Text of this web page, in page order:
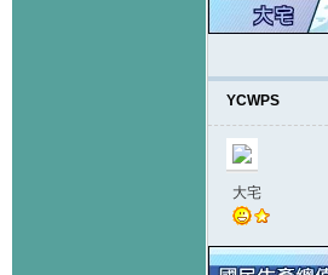
YCWPS
大宅